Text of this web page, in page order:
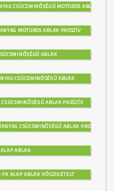
CSÚCSMINŐSÉGŰ MOTOROS ABLAK
MOTOROS ABLAK PASSZÍV
ABLAK
CSÚCSMINŐSÉGŰ ABLAK
ABLAK PASSZÍV
CSÚCSMINŐSÉGŰ ABLAK PASSZÍV
ABLAK
ALAP ABLAK HŐSZIGETELT